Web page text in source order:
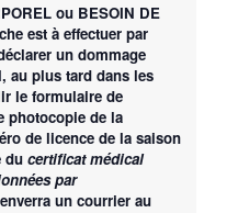
ou BESOIN DE
est à effectuer par
un dommage
au plus tard dans les
le formulaire de
photocopie de la
de licence de la saison
du certificat médical
par
un courrier au